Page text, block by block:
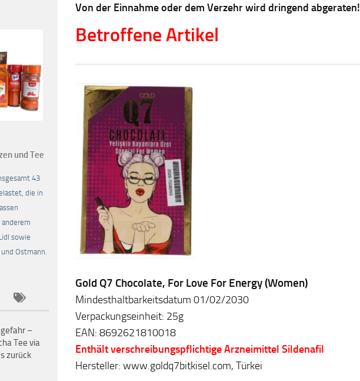
Von der Einnahme oder dem Verzehr wird dringend abgeraten!
Betroffene Artikel
Gold Q7 Chocolate, For Love For Energy (Women)
Mindesthaltbarkeitsdatum 01/02/2030
Verpackungseinheit: 25g
EAN: 8692621810018
Enthält verschreibungspflichtige Arzneimittel Sildenafil
Hersteller: www.goldq7bitkisel.com, Türkei
und Tee
43
die in
sowie
Ostmann.
–
Tee via
zurück